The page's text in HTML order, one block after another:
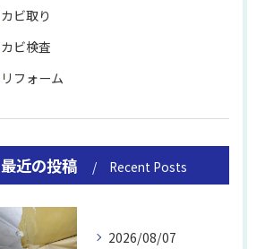
カビ取り
カビ検査
リフォーム
最近の投稿 Recent Posts
2026/08/07